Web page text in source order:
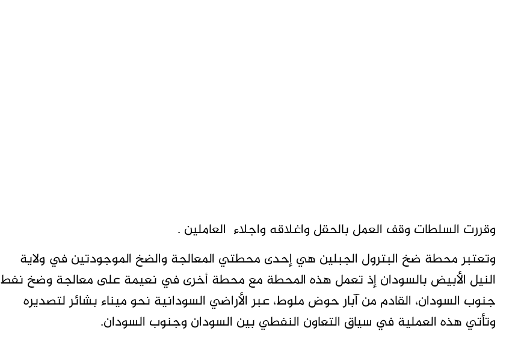
وقررت السلطات وقف العمل بالحقل واغلاقه واجلاء العاملين .
وتعتبر محطة ضخ البترول الجبلين هي إحدى محطتي المعالجة والضخ الموجودتين في ولاية
النيل الأبيض بالسودان إذ تعمل هذه المحطة مع محطة أخرى في نعيمة على معالجة وضخ نفط
جنوب السودان، القادم من آبار حوض ملوط، عبر الأراضي السودانية نحو ميناء بشائر لتصديره
وتأتي هذه العملية في سياق التعاون النفطي بين السودان وجنوب السودان.